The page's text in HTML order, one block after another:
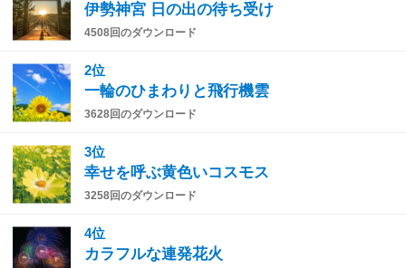
伊勢神宮 日の出の待ち受け
4508回のダウンロード
2位
一輪のひまわりと飛行機雲
3628回のダウンロード
3位
幸せを呼ぶ黄色いコスモス
3258回のダウンロード
4位
カラフルな連発花火